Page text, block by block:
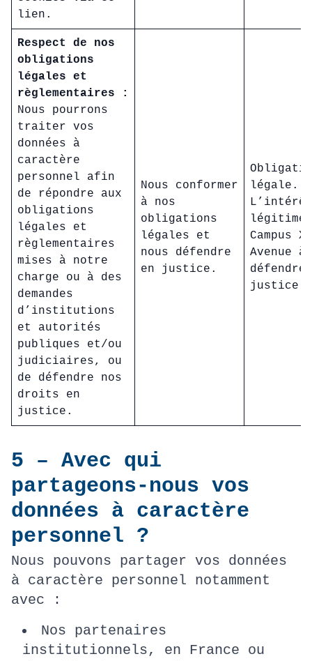
lien.
Respect de nos
obligations
légales et
règlementaires :
Nous pourrons
traiter vos
données à
caractère
personnel afin
de répondre aux
obligations
légales et
règlementaires
mises à notre
charge ou à des
demandes
d’institutions
et autorités
publiques et/ou
judiciaires, ou
de défendre nos
droits en
justice.
Nous conformer
à nos
obligations
légales et
nous défendre
en justice.
légale.
L’intérêt
légitime
Campus
Avenue à
défendre
justice.
5 – Avec qui
partageons-nous vos
données à caractère
personnel ?
Nous pouvons partager vos données
à caractère personnel notamment
avec :
Nos partenaires
institutionnels, en France ou